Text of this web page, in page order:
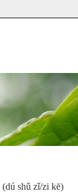
(dú shǔ zǐ/zi kē)